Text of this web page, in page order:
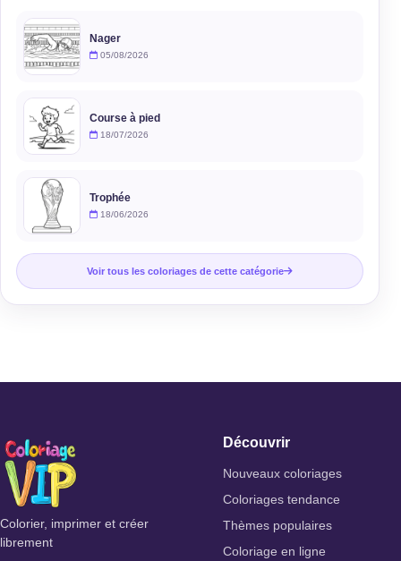
Nager
05/08/2026
Course à pied
18/07/2026
Trophée
18/06/2026
Voir tous les coloriages de cette catégorie
Colorier, imprimer et créer
librement
Découvrir
Nouveaux coloriages
Coloriages tendance
Thèmes populaires
Coloriage en ligne